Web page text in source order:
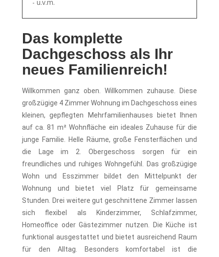
- u.v.m.
Das komplette
Dachgeschoss als Ihr
neues Familienreich!
Willkommen ganz oben. Willkommen zuhause. Diese
großzügige 4 Zimmer Wohnung im Dachgeschoss eines
kleinen, gepflegten Mehrfamilienhauses bietet Ihnen
auf ca. 81 m² Wohnfläche ein ideales Zuhause für die
junge Familie. Helle Räume, große Fensterflächen und
die Lage im 2. Obergeschoss sorgen für ein
freundliches und ruhiges Wohngefühl. Das großzügige
Wohn und Esszimmer bildet den Mittelpunkt der
Wohnung und bietet viel Platz für gemeinsame
Stunden. Drei weitere gut geschnittene Zimmer lassen
sich flexibel als Kinderzimmer, Schlafzimmer,
Homeoffice oder Gästezimmer nutzen. Die Küche ist
funktional ausgestattet und bietet ausreichend Raum
für den Alltag. Besonders komfortabel ist die